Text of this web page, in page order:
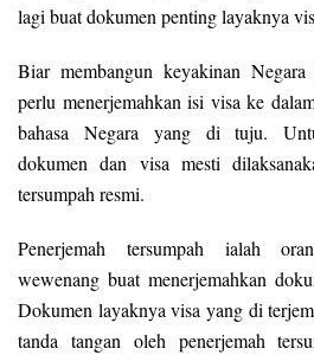
lagi buat dokumen penting layaknya
Biar membangun keyakinan
perlu menerjemahkan isi visa ke
bahasa Negara yang di tuju.
dokumen dan visa mesti
tersumpah resmi.
Penerjemah tersumpah ialah
wewenang buat menerjemahkan
Dokumen layaknya visa yang di
tanda tangan oleh penerjemah